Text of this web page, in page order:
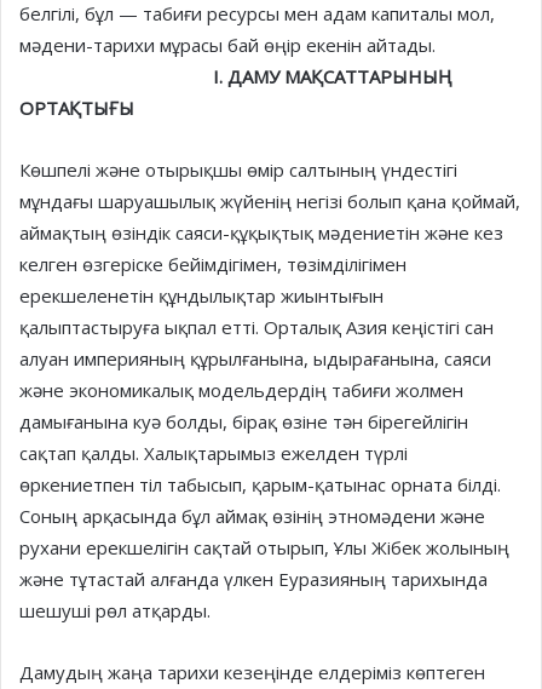
белгілі, бұл — табиғи ресурсы мен адам капиталы мол,
мәдени-тарихи мұрасы бай өңір екенін айтады.
I. ДАМУ МАҚСАТТАРЫНЫҢ
ОРТАҚТЫҒЫ
Көшпелі және отырықшы өмір салтының үн­дестігі
мұндағы шаруашылық жүйенің негізі болып қана қоймай,
аймақтың өзіндік саяси-құқық­тық мәдениетін және кез
келген өзгеріске бейімдігі­мен, төзімділігімен
ерекшеленетін құндылықтар жиын­тығын
қалыптастыруға ықпал етті. Орталық Азия кеңістігі сан
алуан империяның құрылғаны­на, ыдырағанына, саяси
және экономикалық модельдердің табиғи жолмен
дамығанына куә болды, бірақ өзіне тән бірегейлігін
сақтап қалды. Халықтарымыз ежелден түрлі
өркениетпен тіл табысып, қарым-қатынас орната білді.
Соның арқасында бұл аймақ өзінің этномәдени және
рухани ерекшелігін сақтай отырып, Ұлы Жібек жолының
және тұтастай алғанда үлкен Еуразияның тарихында
шешуші рөл атқарды.
Дамудың жаңа тарихи кезеңінде елдеріміз көптеген